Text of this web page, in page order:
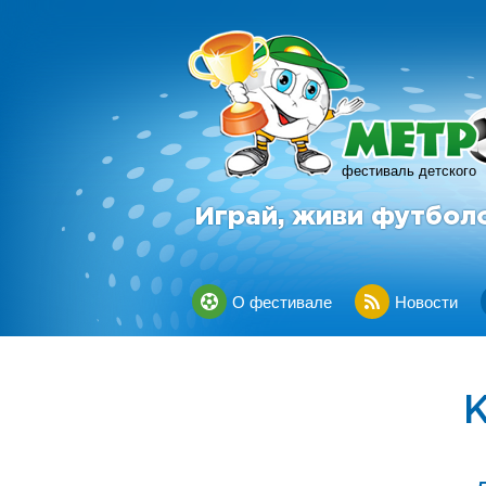
фестиваль детского
Играй, живи
О фестивале Новости